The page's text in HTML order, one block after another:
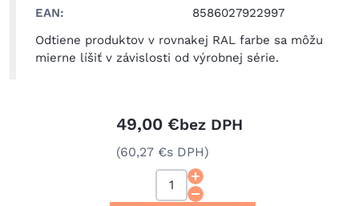
EAN
8586027922997
Odtiene produktov v rovnakej RAL farbe sa môžu
mierne líšiť v závislosti od výrobnej série.
49,00 €bez DPH
(60,27 €s DPH)